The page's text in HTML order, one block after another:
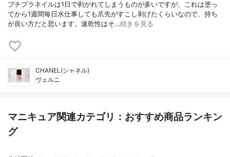
プチプラネイルは1日で剥がれてしまうものが多いですが、これは塗っ
てから1週間毎日水仕事しても爪先がすこし剥げたくらいなので、持ち
が良い方だと思います。速乾性はそ…続きを見る
CHANEL(シャネル)
ヴェルニ
マニキュア関連カテゴリ：おすすめ商品ランキン
グ